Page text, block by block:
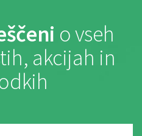
o vseh
akcijah in